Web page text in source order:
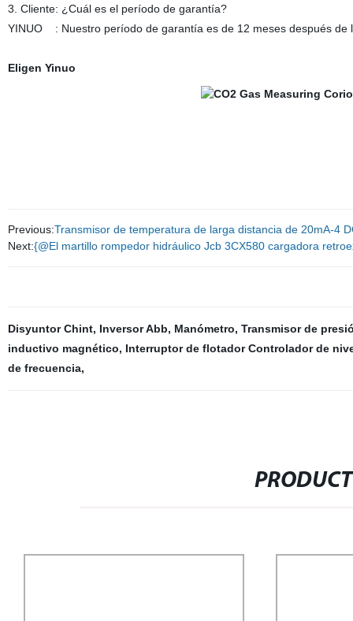
3. Cliente: ¿Cuál es el período de garantía?
YINUO : Nuestro período de garantía es de 12 meses después de
Eligen Yinuo
Previous:Transmisor de temperatura de larga distancia de 20mA-4
Next:{@El martillo rompedor hidráulico Jcb 3CX580 cargadora
Disyuntor Chint, Inversor Abb, Manómetro, Transmisor de
inductivo magnético, Interruptor de flotador Controlador de
de frecuencia,